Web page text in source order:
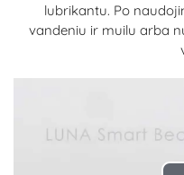
lubrikantu. Po
vandeniu ir muilu arba